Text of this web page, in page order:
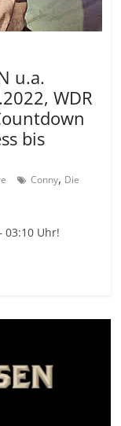
u.a.
WDR
bis
Conny, Die
03:10 Uhr!